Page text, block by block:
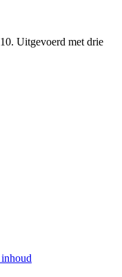
Uitgevoerd met drie